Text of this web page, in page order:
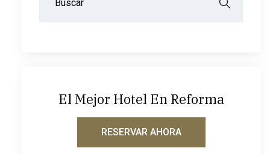
El Mejor Hotel En Reforma
RESERVAR AHORA